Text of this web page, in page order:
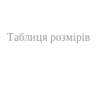
Таблиця розмірів